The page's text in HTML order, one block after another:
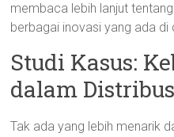
membaca lebih lanjut tentang
berbagai inovasi yang ada di
Studi Kasus:
dalam
Tak ada yang lebih menarik